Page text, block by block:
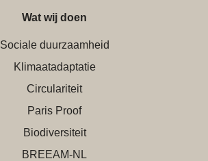
Wat wij doen
Sociale duurzaamheid
Klimaatadaptatie
Circulariteit
Paris Proof
Biodiversiteit
BREEAM-NL